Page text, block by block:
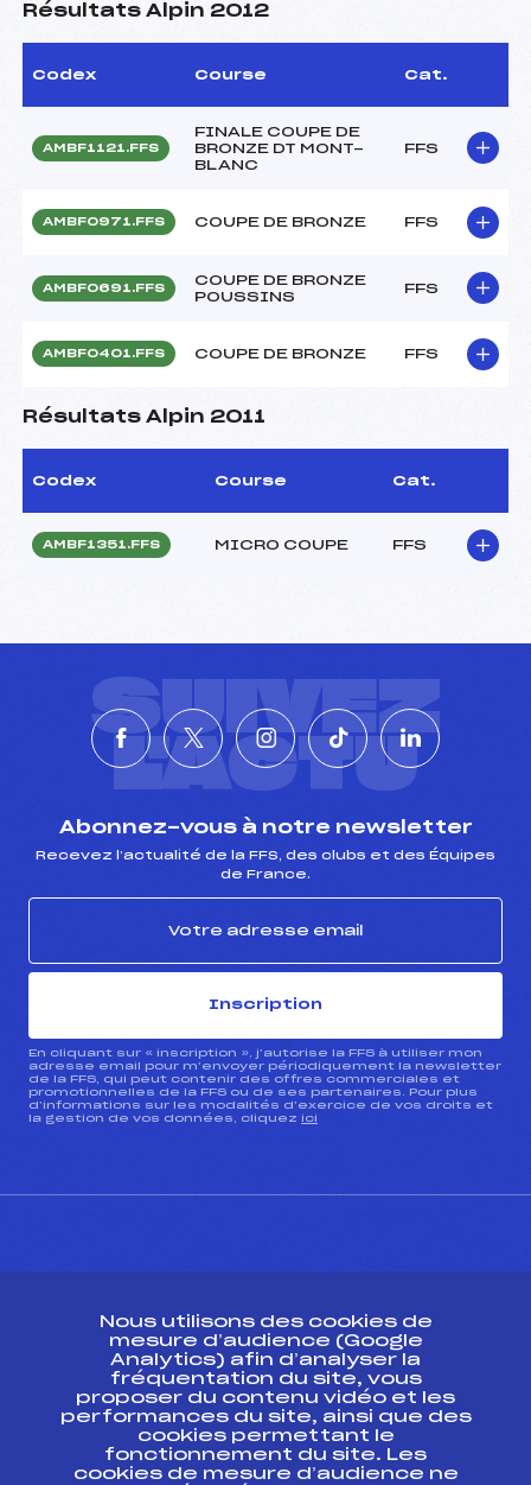
Résultats Alpin 2012
Codex Course Cat.
AMBF1121.FFS
FINALE COUPE DE
BRONZE DT MONT-
BLANC
FFS
AMBF0971.FFS COUPE DE BRONZE FFS
AMBF0691.FFS
COUPE DE BRONZE
POUSSINS
FFS
AMBF0401.FFS COUPE DE BRONZE FFS
Résultats Alpin 2011
Codex Course Cat.
AMBF1351.FFS MICRO COUPE FFS
SUIVEZ
L'ACTU
Abonnez-vous à notre newsletter
Recevez l’actualité de la FFS, des clubs et des Équipes
de France.
Inscription
En cliquant sur « inscription », j’autorise la FFS à utiliser mon
adresse email pour m’envoyer périodiquement la newsletter
de la FFS, qui peut contenir des offres commerciales et
promotionnelles de la FFS ou de ses partenaires. Pour plus
d’informations sur les modalités d’exercice de vos droits et
la gestion de vos données, cliquez ici
ESPACE PRESSE
Ressources
Pass’Neige
Projet sportif fédéral
Projet de performance fédéral
Nous utilisons des cookies de
mesure d’audience (Google
Analytics) afin d’analyser la
fréquentation du site, vous
proposer du contenu vidéo et les
performances du site, ainsi que des
cookies permettant le
fonctionnement du site. Les
cookies de mesure d’audience ne